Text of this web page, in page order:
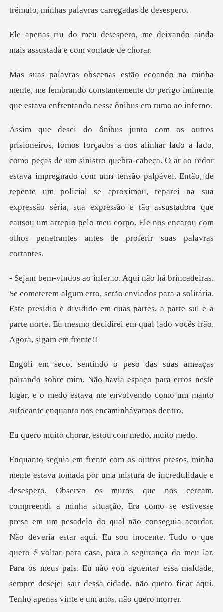
trêmulo, minhas
o, me deixando ainda
mais assu
te, me lembrando constantemente do perigo iminente
qu
O ar ao redor
estava impregnado com uma tensão palpável. Então, de
repente um policial se aproximou, reparei na sua
expressão séria, sua expr
rão enviados para a solitária.
Este presídio é dividido em duas partes, a parte sul
m. Não havia espaço para erros neste
lugar, e o medo estava me env
horar, estou com
ituação. Era como se estivesse
presa em um pesadelo do qual não conseguia acordar.
Não deveria estar aqui. Eu sou inocente. Tudo o que
quero é voltar para casa, para a segur